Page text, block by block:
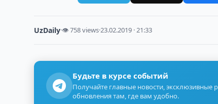
UzDaily·👁 758 views·23.02.2019 · 21:33
Будьте в курсе событий
Получайте главные новости, эксклюзивные
обновления там, где вам удобно.